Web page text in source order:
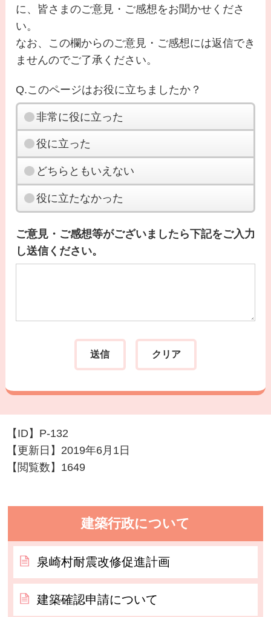
に、皆さまのご意見・ご感想をお聞かせくださ
い。
なお、この欄からのご意見・ご感想には返信でき
ませんのでご了承ください。
Q.このページはお役に立ちましたか？
非常に役に立った
役に立った
どちらともいえない
役に立たなかった
ご意見・ご感想等がございましたら下記をご入力
し送信ください。
【ID】 P-132
【更新日】 2019年6月1日
【閲覧数】 1649
建築行政について
泉崎村耐震改修促進計画
建築確認申請について